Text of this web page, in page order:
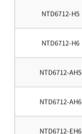
NTD6712-H5
NTD6712-H6
NTD6712-AH5
NTD6712-AH6
NTD6712-EH6